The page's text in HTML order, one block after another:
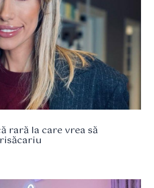
rară la care vrea să